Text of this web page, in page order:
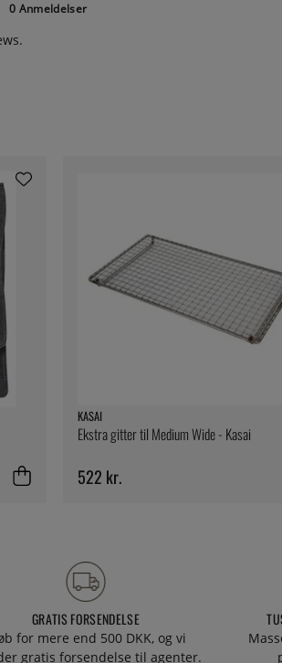
0 Anmeldelser
KASAI
Ekstra gitter til Medium Wide - Kasai
522 kr.
GRATIS FORSENDELSE
for mere end 500 DKK, og vi
gratis forsendelse til agenter.